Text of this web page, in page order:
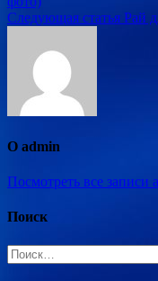
по
Следующая статья Рай
О admin
Посмотреть все записи
Поиск
Найти: